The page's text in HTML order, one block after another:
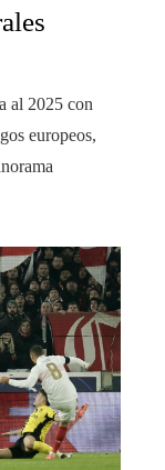
al 2025 con
europeos,